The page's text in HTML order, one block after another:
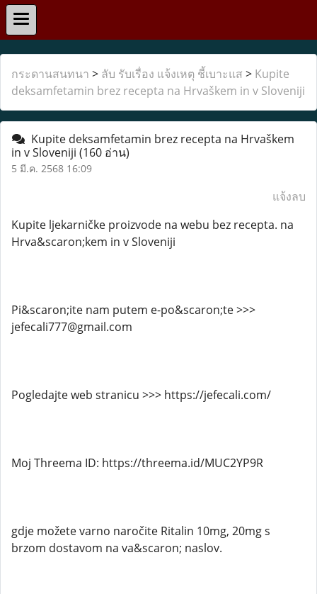
กระดานสนทนา > ลับ รับเรื่อง แจ้งเหตุ ชี้เบาะแส > Kupite
deksamfetamin brez recepta na Hrvaškem in v Sloveniji
Kupite deksamfetamin brez recepta na Hrvaškem
in v Sloveniji (160 อ่าน)
5 มี.ค. 2568 16:09
แจ้งลบ
Kupite ljekarničke proizvode na webu bez recepta. na
Hrva&scaron;kem in v Sloveniji
Pi&scaron;ite nam putem e-po&scaron;te >>>
jefecali777@gmail.com
Pogledajte web stranicu >>> https://jefecali.com/
Moj Threema ID: https://threema.id/MUC2YP9R
gdje možete varno naročite Ritalin 10mg, 20mg s
brzom dostavom na va&scaron; naslov.